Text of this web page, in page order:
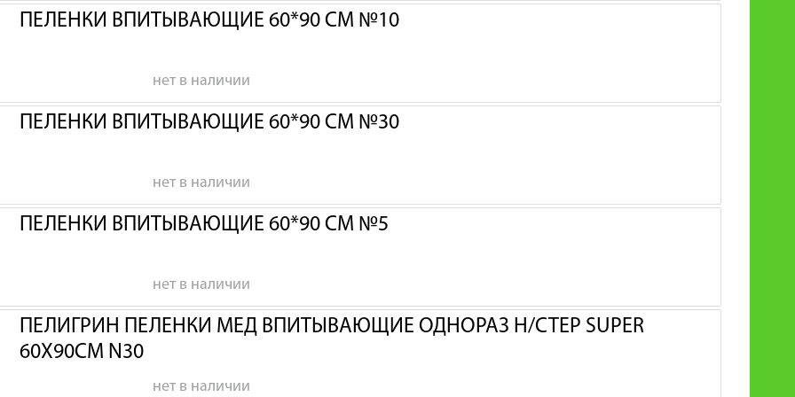
ПЕЛЕНКИ ВПИТЫВАЮЩИЕ 60*90 СМ №10
нет в наличии
ПЕЛЕНКИ ВПИТЫВАЮЩИЕ 60*90 СМ №30
нет в наличии
ПЕЛЕНКИ ВПИТЫВАЮЩИЕ 60*90 СМ №5
нет в наличии
ПЕЛИГРИН ПЕЛЕНКИ МЕД ВПИТЫВАЮЩИЕ ОДНОРАЗ Н/СТЕР SUPER
60Х90СМ N30
нет в наличии